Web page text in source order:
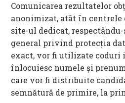
Comunicarea rezultatelor
anonimizat, atât în centrele
site-ul dedicat,
general privind protecția
exact, vor fi utilizate coduri
înlocuiesc numele și
care vor fi distribuite
semnătură de primire, la